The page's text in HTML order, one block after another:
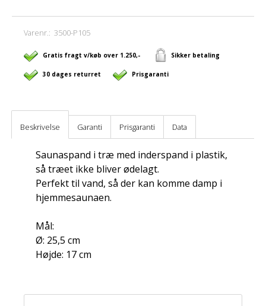
Varenr.:3500-P105
Gratis fragt v/køb over 1.250,- Sikker betaling
30 dages returret Prisgaranti
Beskrivelse Garanti Prisgaranti Data
Saunaspand i træ med inderspand i plastik,
så træet ikke bliver ødelagt.
Perfekt til vand, så der kan komme damp i
hjemmesaunaen.
Mål:
Ø: 25,5 cm
Højde: 17 cm